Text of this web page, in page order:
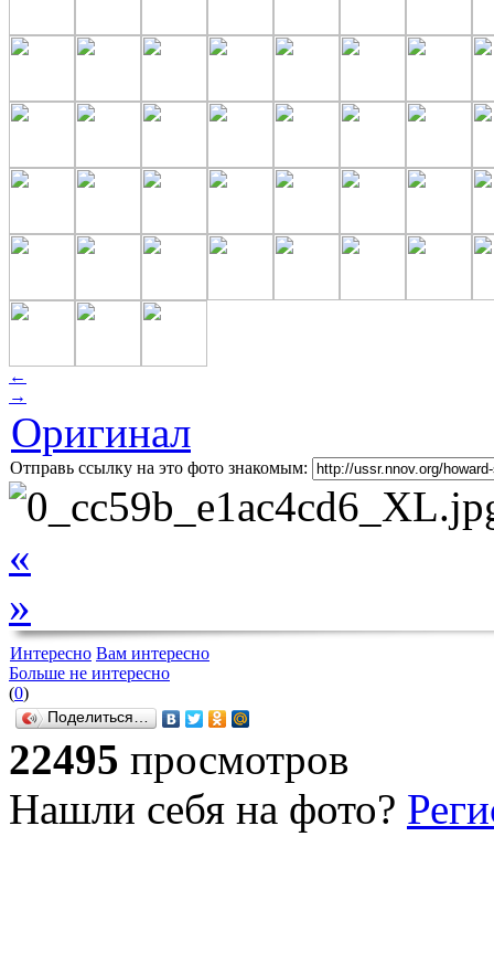
←
→
Оригинал
Отправь ссылку на это фото знакомым:
«
»
Интересно Вам интересно
Больше не интересно
(0)
Поделиться…
22495 просмотров
Нашли себя на фото?